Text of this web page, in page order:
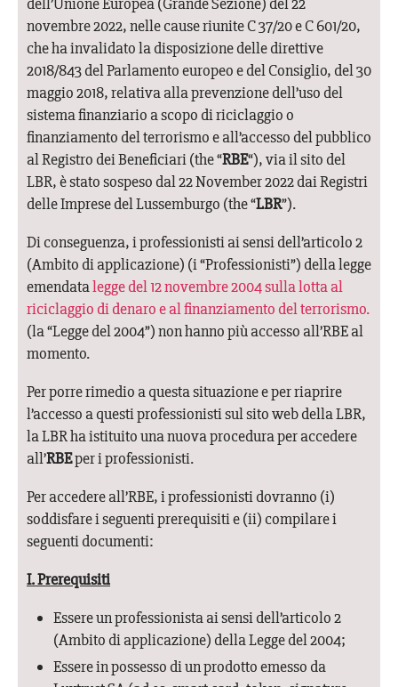
novembre 2022, nelle cause riunite C 37/20 e C 601/20,
che ha invalidato la disposizione delle direttive
2018/843 del Parlamento europeo e del Consiglio, del 30
maggio 2018, relativa alla prevenzione dell’uso del
sistema finanziario a scopo di riciclaggio o
finanziamento del terrorismo e all’accesso del pubblico
al Registro dei Beneficiari (the “RBE“), via il sito del
LBR, è stato sospeso dal 22 November 2022 dai Registri
delle Imprese del Lussemburgo (the “LBR”).
Di conseguenza, i professionisti ai sensi dell’articolo 2
(Ambito di applicazione) (i “Professionisti”) della legge
emendatalegge del 12 novembre 2004 sulla lotta al
riciclaggio di denaro e al finanziamento del terrorismo.
(la “Legge del 2004”) non hanno più accesso all’RBE al
momento.
Per porre rimedio a questa situazione e per riaprire
l’accesso a questi professionisti sul sito web della LBR,
la LBR ha istituito una nuova procedura per accedere
all’RBEper i professionisti.
Per accedere all’RBE, i professionisti dovranno (i)
soddisfare i seguenti prerequisiti e (ii) compilare i
seguenti documenti:
I. Prerequisiti
Essere un professionista ai sensi dell’articolo 2
(Ambito di applicazione) della Legge del 2004;
Essere in possesso di un prodotto emesso da